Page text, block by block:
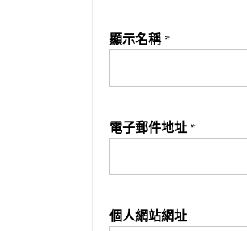
顯示名稱 *
電子郵件地址 *
個人網站網址